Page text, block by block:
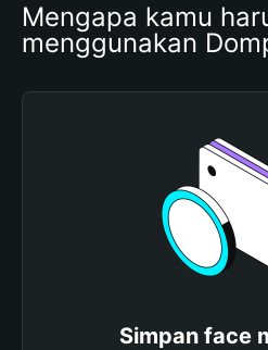
Mengapa kamu
menggunakan
Simpan face